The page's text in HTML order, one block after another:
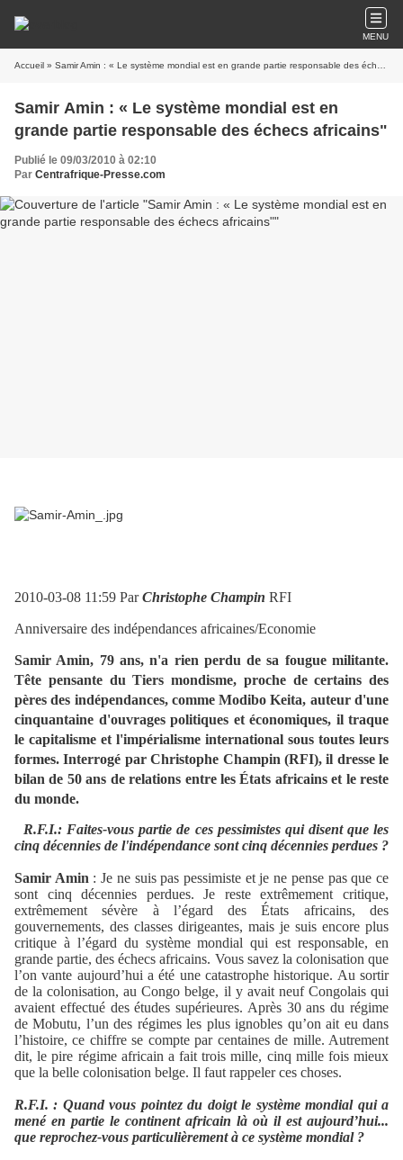
MENU
Accueil » Samir Amin : « Le système mondial est en grande partie responsable des échecs africains"
Samir Amin : « Le système mondial est en
grande partie responsable des échecs africains"
Publié le 09/03/2010 à 02:10
Par Centrafrique-Presse.com
2010-03-08 11:59 ParChristophe Champin RFI
Anniversaire des indépendances africaines/Economie
Samir Amin, 79 ans, n'a rien perdu de sa fougue militante.
Tête pensante du Tiers mondisme, proche de certains des
pères des indépendances, comme Modibo Keita, auteur d'une
cinquantaine d'ouvrages politiques et économiques, il traque
le capitalisme et l'impérialisme international sous toutes leurs
formes. Interrogé par Christophe Champin (RFI), il dresse le
bilan de 50 ans de relations entre les États africains et le reste
du monde.
R.F.I.: Faites-vous partie de ces pessimistes qui disent que les
cinq décennies de l'indépendance sont cinq décennies perdues ?
Samir Amin : Je ne suis pas pessimiste et je ne pense pas que ce
sont cinq décennies perdues. Je reste extrêmement critique,
extrêmement sévère à l’égard des États africains, des
gouvernements, des classes dirigeantes, mais je suis encore plus
critique à l’égard du système mondial qui est responsable, en
grande partie, des échecs africains. Vous savez la colonisation que
l’on vante aujourd’hui a été une catastrophe historique. Au sortir
de la colonisation, au Congo belge, il y avait neuf Congolais qui
avaient effectué des études supérieures. Après 30 ans du régime
de Mobutu, l’un des régimes les plus ignobles qu’on ait eu dans
l’histoire, ce chiffre se compte par centaines de mille. Autrement
dit, le pire régime africain a fait trois mille, cinq mille fois mieux
que la belle colonisation belge. Il faut rappeler ces choses.
R.F.I. : Quand vous pointez du doigt le système mondial qui a
mené en partie le continent africain là où il est aujourd’hui...
que reprochez-vous particulièrement à ce système mondial ?